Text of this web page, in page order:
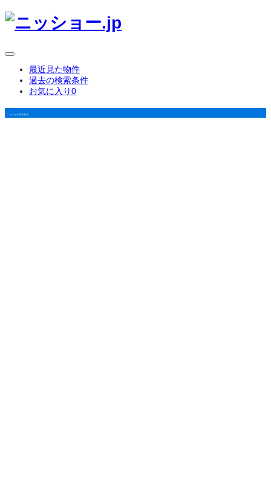
最近見た物件
過去の検索条件
お気に入り0
ニッショー刈谷支店